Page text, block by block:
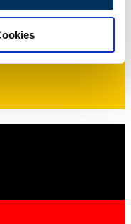
zu Ihrer
Partner für
weiter. Unsere